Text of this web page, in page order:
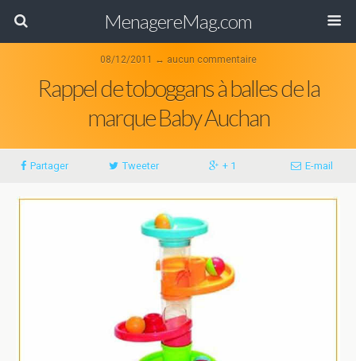
MenagereMag.com
08/12/2011 ↔ aucun commentaire
Rappel de toboggans à balles de la
marque Baby Auchan
Partager Tweeter + 1 E-mail